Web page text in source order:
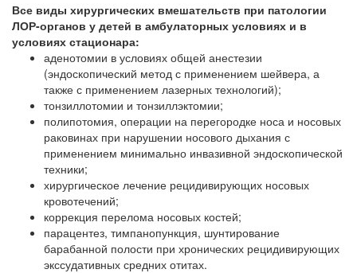
Все виды хирургических вмешательств при патологии
ЛОР-органов у детей в амбулаторных условиях и в
условиях стационара:
аденотомии в условиях общей анестезии
(эндоскопический метод с применением шейвера, а
также с применением лазерных технологий);
тонзиллотомии и тонзиллэктомии;
полипотомия, операции на перегородке носа и носовых
раковинах при нарушении носового дыхания с
применением минимально инвазивной эндоскопической
техники;
хирургическое лечение рецидивирующих носовых
кровотечений;
коррекция перелома носовых костей;
парацентез, тимпанопункция, шунтирование
барабанной полости при хронических рецидивирующих
экссудативных средних отитах.